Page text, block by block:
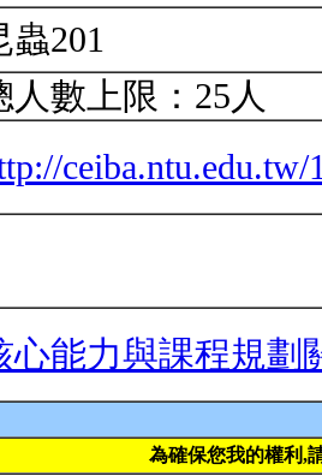
蟲201
人數上限：25人
心能力與課程規劃
為確保您我的權利,